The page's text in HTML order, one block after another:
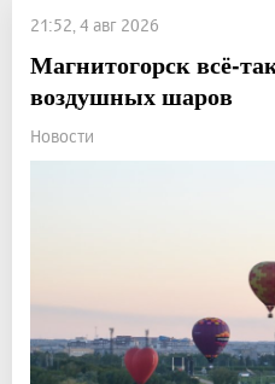
21:52, 4 авг 2026
Магнитогорск всё-
воздушных шаров
Новости